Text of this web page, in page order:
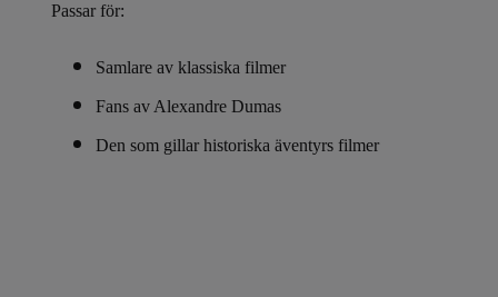
Passar för:
Samlare av klassiska filmer
Fans av Alexandre Dumas
Den som gillar historiska äventyrs filmer